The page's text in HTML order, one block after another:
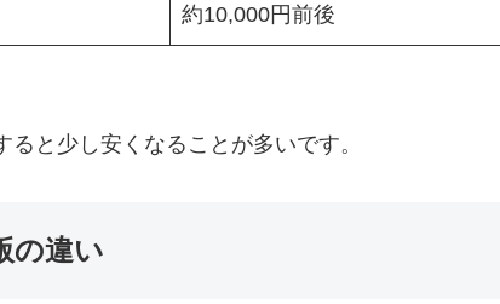
約10,000円前後
と少し安くなることが多いです。
の違い